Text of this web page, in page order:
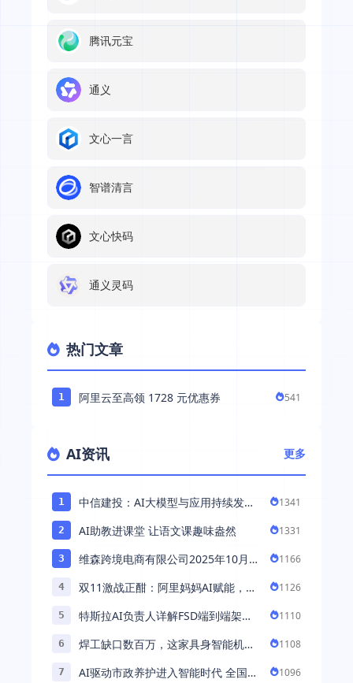
腾讯元宝
通义
文心一言
智谱清言
文心快码
通义灵码
热门文章
1 阿里云至高领 1728 元优惠券 541
AI资讯 更多
1
中信建投：AI大模型与应用持续发展
1341
2 AI助教进课堂 让语文课趣味盎然 1331
3
维森跨境电商有限公司2025年10月落
1166
4
双11激战正酣：阿里妈妈AI赋能，助
1126
5
特斯拉AI负责人详解FSD端到端架
能 ...
1110
6
焊工缺口数百万，这家具身智能机器
1108
7
AI驱动市政养护进入智能时代 全国首
1096